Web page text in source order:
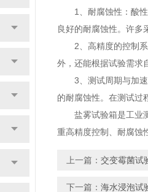
1、耐腐蚀性：酸性
良好的耐腐蚀性。许多
2、高精度的控制系
外，还能根据试验需求
3、测试周期与加速
的耐腐蚀性。在测试过
盐雾试验箱是工业测
重高精度控制、耐腐蚀
上一篇： 交变霉菌试
下一篇： 海水浸泡试